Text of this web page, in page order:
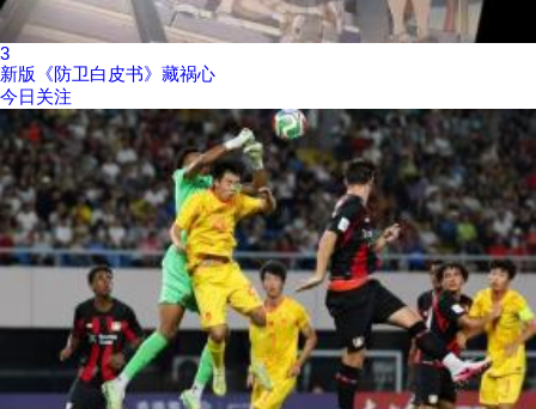
3
新版《防卫白皮书》藏祸心
今日关注